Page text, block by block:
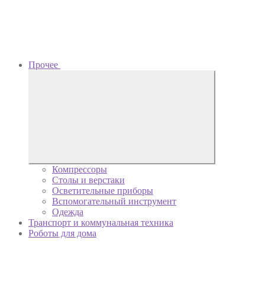
Прочее
Компрессоры
Столы и верстаки
Осветительные приборы
Вспомогательный инструмент
Одежда
Транспорт и коммунальная техника
Роботы для дома